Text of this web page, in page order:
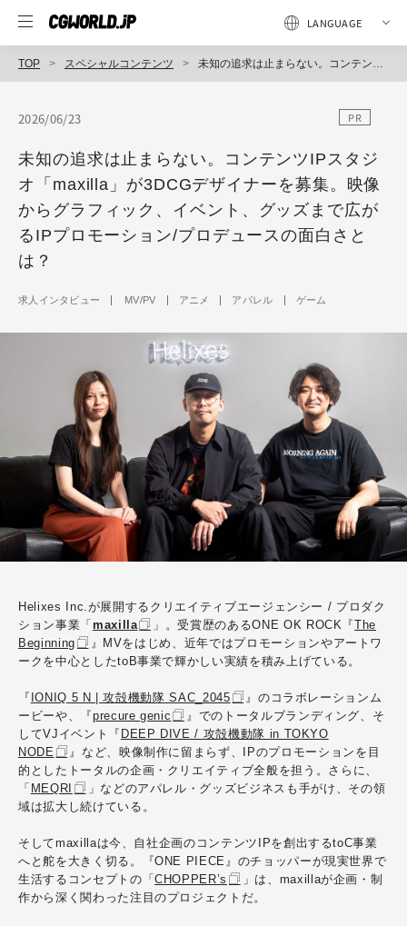
TOP スペシャルコンテンツ 未知の追求は止まらない。コンテンツIPスタジオ「maxilla」が3DCGデザイナーを募集。映像からグラフィック、イベント、グッズまで広がるIPプロモーション/プロデュースの面白さとは？
2026/06/23 PR
未知の追求は止まらない。コンテンツIPスタジ
オ「maxilla」が3DCGデザイナーを募集。映像
からグラフィック、イベント、グッズまで広が
るIPプロモーション/プロデュースの面白さと
は？
求人インタビュー MV/PV アニメ アパレル ゲーム
Helixes Inc.が展開するクリエイティブエージェンシー / プロダク
ション事業「 maxilla 」。受賞歴のあるONE OK ROCK『The
Beginning
』MVをはじめ、近年ではプロモーションやアートワ
ークを中心としたtoB事業で輝かしい実績を積み上げている。
『 IONIQ 5 N | 攻殻機動隊 SAC_2045
』のコラボレーションム
ービーや、『precure genic
』でのトータルブランディング、そ
してVJイベント『 DEEP DIVE / 攻殻機動隊 in TOKYO
NODE
』など、映像制作に留まらず、IPのプロモーションを目
的としたトータルの企画・クリエイティブ全般を担う。さらに、
「 MEQRI
」などのアパレル・グッズビジネスも手がけ、その領
域は拡大し続けている。
そしてmaxillaは今、自社企画のコンテンツIPを創出するtoC事業
へと舵を大きく切る。『ONE PIECE』のチョッパーが現実世界で
生活するコンセプトの「CHOPPER’s
」は、maxillaが企画・制
作から深く関わった注目のプロジェクトだ。